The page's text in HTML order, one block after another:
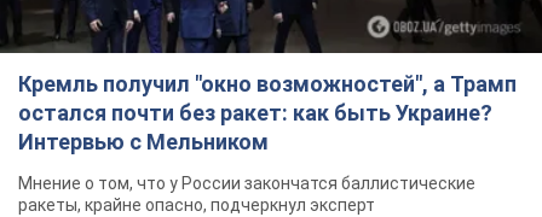
Кремль получил "окно возможностей", а Трамп
остался почти без ракет: как быть Украине?
Интервью с Мельником
Мнение о том, что у России закончатся баллистические
ракеты, крайне опасно, подчеркнул эксперт